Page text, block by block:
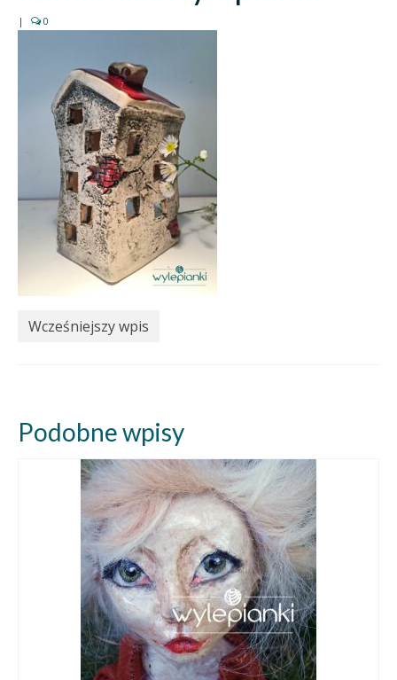
| 0
Wcześniejszy wpis
Podobne wpisy